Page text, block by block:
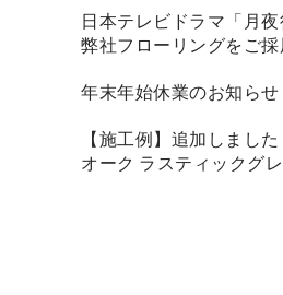
日本テレビドラマ「月
弊社フローリングをご
年末年始休業のお知らせ
【施工例】追加しまし
オーク ラスティックグ